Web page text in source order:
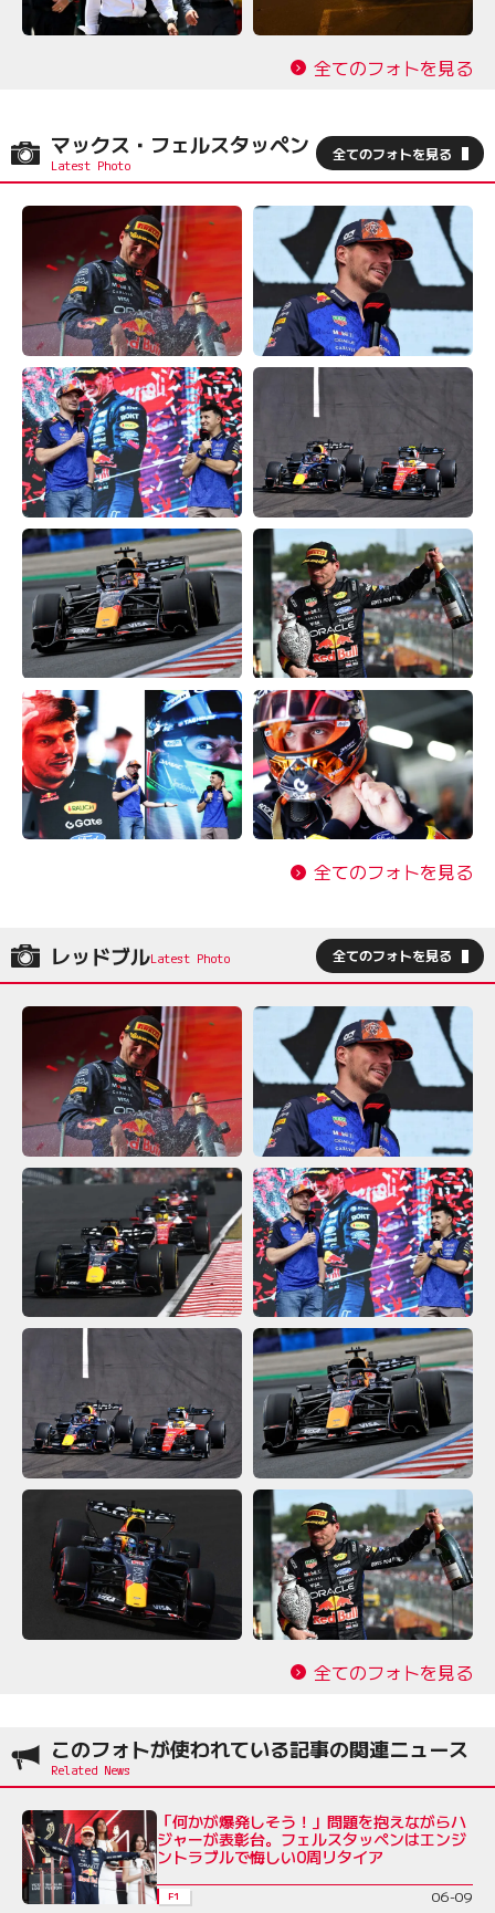
全てのフォトを見る
マックス・フェルスタッペン 全てのフォトを見る
全てのフォトを見る
レッドブル 全てのフォトを見る
全てのフォトを見る
このフォトが使われている記事の関連ニュース
「何かが爆発しそう！」問題を抱えながらハ
ジャーが表彰台。フェルスタッペンはエンジ
ントラブルで悔しい0周リタイア
F1 06-09